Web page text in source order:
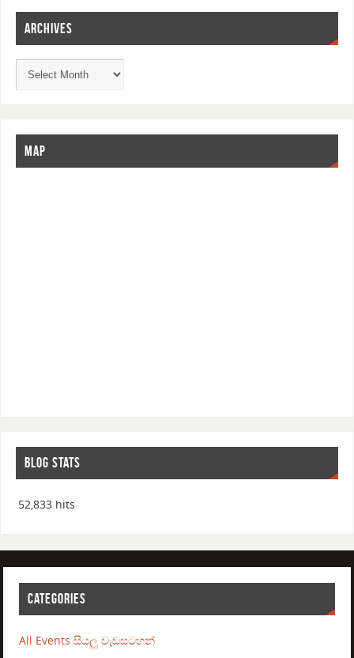
ARCHIVES
MAP
BLOG STATS
52,833 hits
CATEGORIES
All Events සියලු වැඩසටහන්